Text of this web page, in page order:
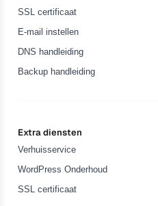
SSL certificaat
E-mail instellen
DNS handleiding
Backup handleiding
Extra diensten
Verhuisservice
WordPress Onderhoud
SSL certificaat